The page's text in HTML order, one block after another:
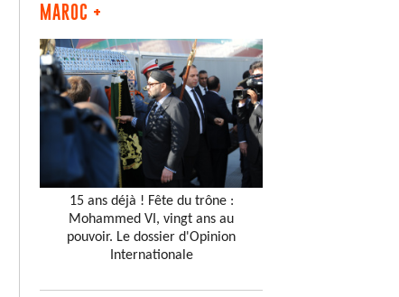
MAROC +
15 ans déjà ! Fête du trône :
Mohammed VI, vingt ans au
pouvoir. Le dossier d'Opinion
Internationale